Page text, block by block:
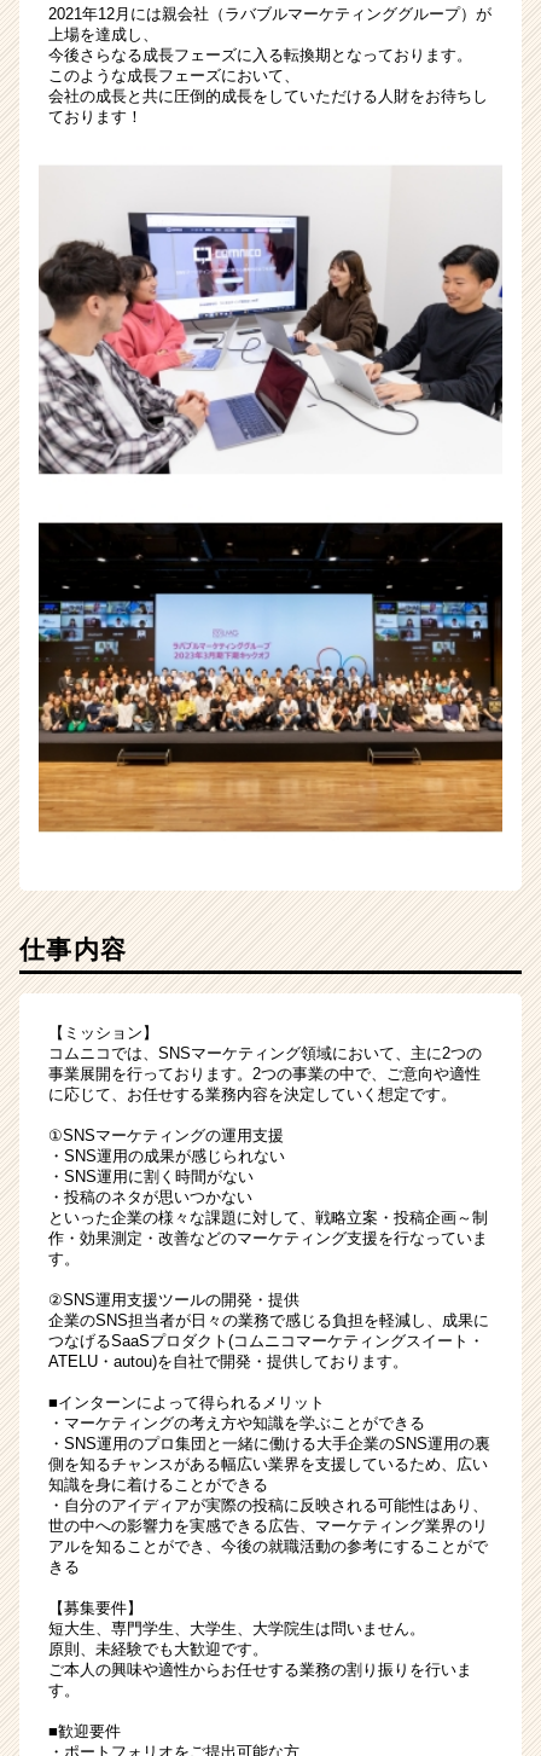
リ
（CheerCareer）
2021年12月には親会社（ラバブルマーケティンググループ）が
上場を達成し、
今後さらなる成長フェーズに入る転換期となっております。
このような成長フェーズにおいて、
会社の成長と共に圧倒的成長をしていただける人財をお待ちし
ております！
仕事内容
【ミッション】
コムニコでは、SNSマーケティング領域において、主に2つの
事業展開を行っております。2つの事業の中で、ご意向や適性
に応じて、お任せする業務内容を決定していく想定です。
①SNSマーケティングの運用支援
・SNS運用の成果が感じられない
・SNS運用に割く時間がない
・投稿のネタが思いつかない
といった企業の様々な課題に対して、戦略立案・投稿企画～制
作・効果測定・改善などのマーケティング支援を行なっていま
す。
②SNS運用支援ツールの開発・提供
企業のSNS担当者が日々の業務で感じる負担を軽減し、成果に
つなげるSaaSプロダクト(コムニコマーケティングスイート・
ATELU・autou)を自社で開発・提供しております。
■インターンによって得られるメリット
・マーケティングの考え方や知識を学ぶことができる
・SNS運用のプロ集団と一緒に働ける大手企業のSNS運用の裏
側を知るチャンスがある幅広い業界を支援しているため、広い
知識を身に着けることができる
・自分のアイディアが実際の投稿に反映される可能性はあり、
世の中への影響力を実感できる広告、マーケティング業界のリ
アルを知ることができ、今後の就職活動の参考にすることがで
きる
【募集要件】
短大生、専門学生、大学生、大学院生は問いません。
原則、未経験でも大歓迎です。
ご本人の興味や適性からお任せする業務の割り振りを行いま
す。
■歓迎要件
・ポートフォリオをご提出可能な方